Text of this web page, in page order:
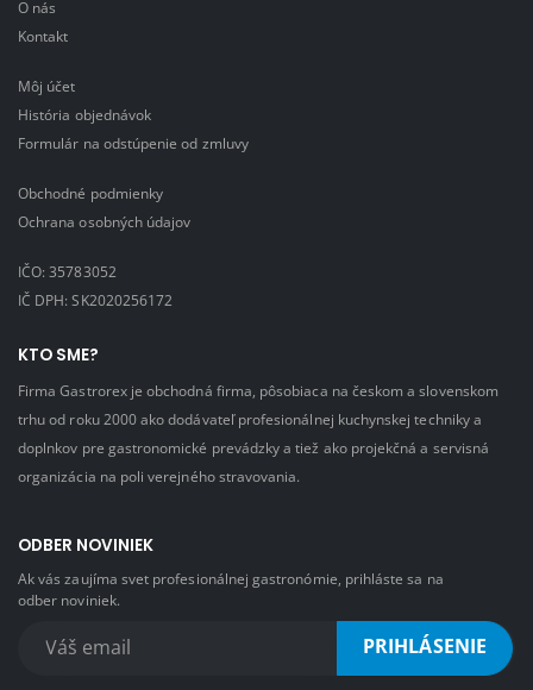
O nás
Kontakt
Môj účet
História objednávok
Formulár na odstúpenie od zmluvy
Obchodné podmienky
Ochrana osobných údajov
IČO: 35783052
IČ DPH: SK2020256172
KTO SME?
Firma Gastrorex je obchodná firma, pôsobiaca na českom a slovenskom
trhu od roku 2000 ako dodávateľ profesionálnej kuchynskej techniky a
doplnkov pre gastronomické prevádzky a tiež ako projekčná a servisná
organizácia na poli verejného stravovania.
ODBER NOVINIEK
Ak vás zaujíma svet profesionálnej gastronómie, prihláste sa na
odber noviniek.